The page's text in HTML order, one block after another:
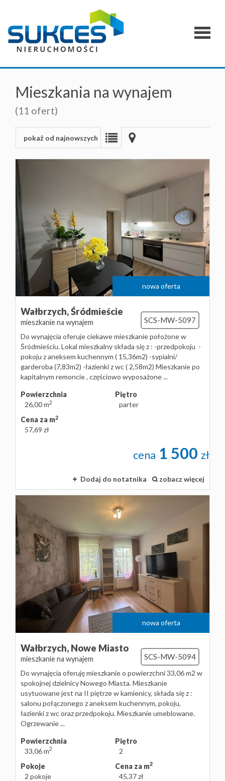
specjalne
Kontakt
Mieszkania na wynajem
(11 ofert)
pokaż od najnowszych
nowa oferta
Wałbrzych,Śródmieście
mieszkanie na wynajem SCS-MW-5097
Do wynajęcia oferuje ciekawe mieszkanie położone w
Śródmieściu. Lokal mieszkalny składa się z : -przedpokoju -
pokoju z aneksem kuchennym ( 15,36m2) -sypialni/
garderoba (7,83m2) -łazienki z wc ( 2,58m2) Mieszkanie po
kapitalnym remoncie , częściowo wyposażone ...
Powierzchnia
26,00 m2
Piętro
parter
Cena za m2
57,69 zł
cena 1 500 zł
Dodaj do notatnika zobacz więcej
nowa oferta
Wałbrzych, Nowe Miasto
mieszkanie na wynajem SCS-MW-5094
Do wynajęcia oferuję mieszkanie o powierzchni 33,06 m2 w
spokojnej dzielnicy Nowego Miasta. Mieszkanie
usytuowane jest na II piętrze w kamienicy, składa się z :
salonu połączonego z aneksem kuchennym, pokoju,
łazienki z wc oraz przedpokoju. Mieszkanie umeblowane.
Ogrzewanie ...
Powierzchnia
33,06 m2
Piętro
2
Pokoje
2 pokoje
Cena za m2
45,37 zł